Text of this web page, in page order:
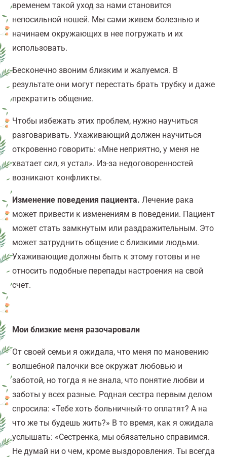
временем такой уход за нами становится
непосильной ношей. Мы сами живем болезнью и
начинаем окружающих в нее погружать и их
использовать.
Бесконечно звоним близким и жалуемся. В
результате они могут перестать брать трубку и даже
прекратить общение.
Чтобы избежать этих проблем, нужно научиться
разговаривать. Ухаживающий должен научиться
откровенно говорить: «Мне неприятно, у меня не
хватает сил, я устал». Из-за недоговоренностей
возникают конфликты.
Изменение поведения пациента. Лечение рака
может привести к изменениям в поведении. Пациент
может стать замкнутым или раздражительным. Это
может затруднить общение с близкими людьми.
Ухаживающие должны быть к этому готовы и не
относить подобные перепады настроения на свой
счет.
Мои близкие меня разочаровали
От своей семьи я ожидала, что меня по мановению
волшебной палочки все окружат любовью и
заботой, но тогда я не знала, что понятие любви и
заботы у всех разные. Родная сестра первым делом
спросила: «Тебе хоть больничный-то оплатят? А на
что же ты будешь жить?» В то время, как я ожидала
услышать: «Сестренка, мы обязательно справимся.
Не думай ни о чем, кроме выздоровления. Ты всегда